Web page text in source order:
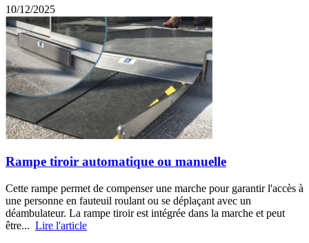
10/12/2025
Rampe tiroir automatique ou manuelle
Cette rampe permet de compenser une marche pour garantir l'accès à
une personne en fauteuil roulant ou se déplaçant avec un
déambulateur. La rampe tiroir est intégrée dans la marche et peut
être... Lire l'article